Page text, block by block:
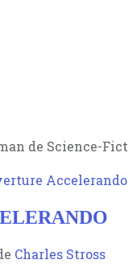
de Science-
Charles Stross